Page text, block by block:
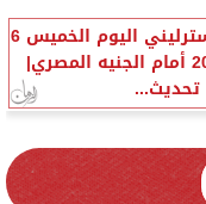
سعر الجنيه الإسترليني اليوم الخميس 6
أغسطس 2026 أمام الجنيه المصري|
تحديث...